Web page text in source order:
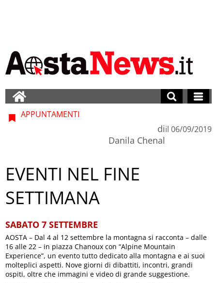
APPUNTAMENTI
di
Danila Chenal
il 06/09/2019
EVENTI NEL FINE
SETTIMANA
SABATO 7 SETTEMBRE
AOSTA – Dal 4 al 12 settembre la montagna si racconta – dalle
16 alle 22 – in piazza Chanoux con “Alpine Mountain
Experience”, un evento tutto dedicato alla montagna e ai suoi
molteplici aspetti. Nove giorni di dibattiti, incontri, grandi
ospiti, oltre che immagini e video di grande suggestione.